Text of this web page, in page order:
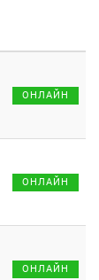
ОНЛАЙН
ОНЛАЙН
ОНЛАЙН